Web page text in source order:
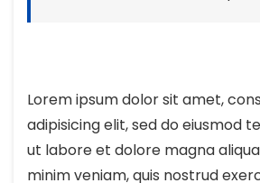
Lorem ipsum dolor sit amet,
adipisicing elit, sed do eiusmod
ut labore et dolore magna
minim veniam, quis nostrud